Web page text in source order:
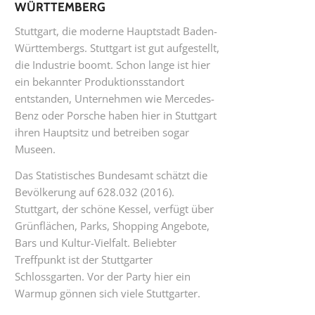
WÜRTTEMBERG
Stuttgart, die moderne Hauptstadt Baden-
Württembergs. Stuttgart ist gut aufgestellt,
die Industrie boomt. Schon lange ist hier
ein bekannter Produktionsstandort
entstanden, Unternehmen wie Mercedes-
Benz oder Porsche haben hier in Stuttgart
ihren Hauptsitz und betreiben sogar
Museen.
Das Statistisches Bundesamt schätzt die
Bevölkerung auf 628.032 (2016).
Stuttgart, der schöne Kessel, verfügt über
Grünflächen, Parks, Shopping Angebote,
Bars und Kultur-Vielfalt. Beliebter
Treffpunkt ist der Stuttgarter
Schlossgarten. Vor der Party hier ein
Warmup gönnen sich viele Stuttgarter.